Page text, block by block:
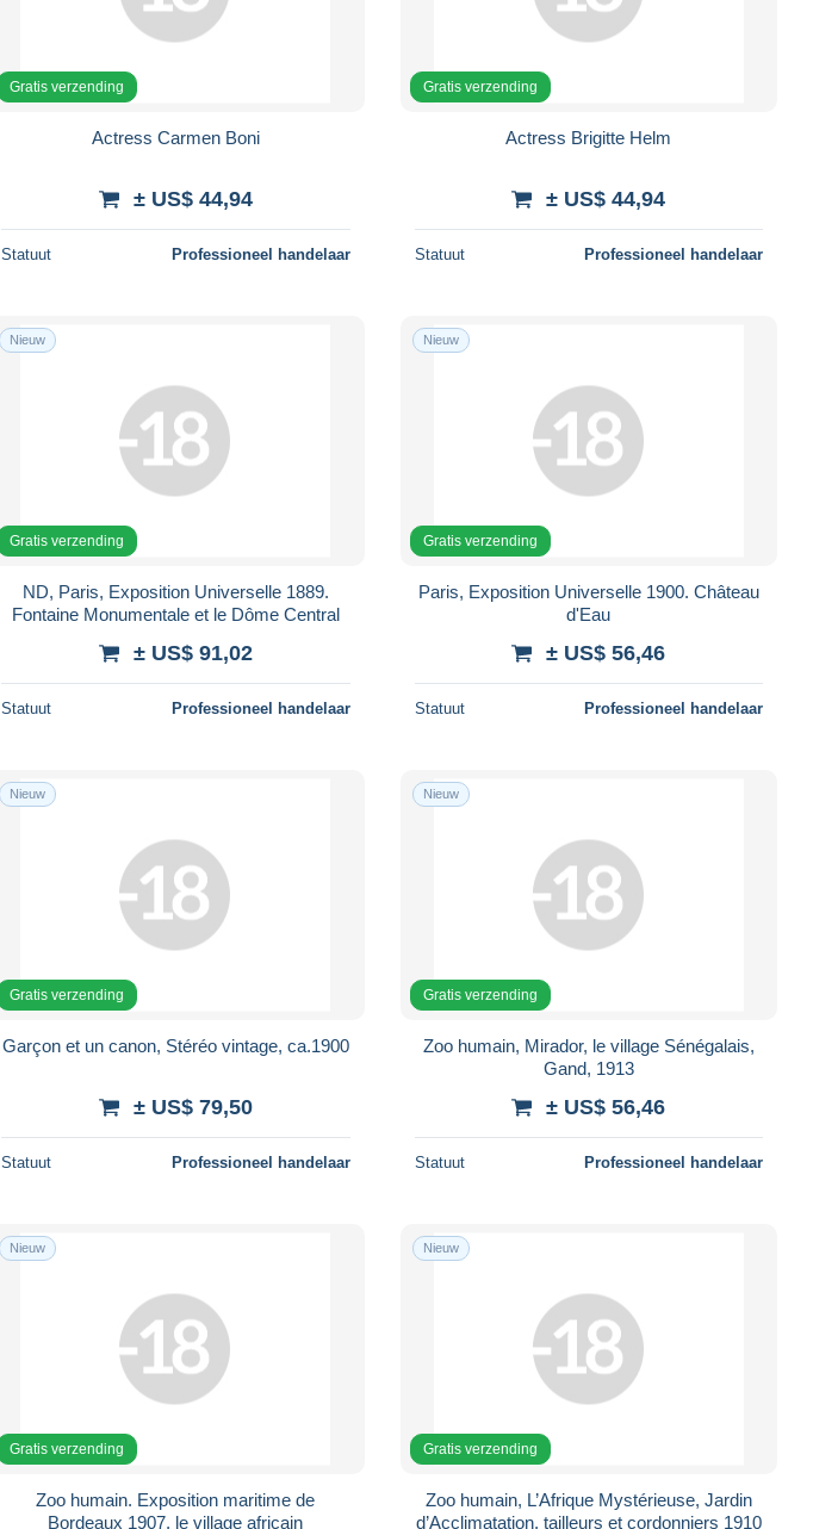
Gratis verzending
Actress Carmen Boni
± US$ 44,94
Statuut Professioneel handelaar
Gratis verzending
Actress Brigitte Helm
± US$ 44,94
Statuut Professioneel handelaar
Nieuw
Gratis verzending
ND, Paris, Exposition Universelle 1889.
Fontaine Monumentale et le Dôme Central
± US$ 91,02
Statuut Professioneel handelaar
Nieuw
Gratis verzending
Paris, Exposition Universelle 1900. Château
d'Eau
± US$ 56,46
Statuut Professioneel handelaar
Nieuw
Gratis verzending
Garçon et un canon, Stéréo vintage, ca.1900
± US$ 79,50
Statuut Professioneel handelaar
Nieuw
Gratis verzending
Zoo humain, Mirador, le village Sénégalais,
Gand, 1913
± US$ 56,46
Statuut Professioneel handelaar
Nieuw
Gratis verzending
Zoo humain. Exposition maritime de
Bordeaux 1907, le village africain
Nieuw
Gratis verzending
Zoo humain, L’Afrique Mystérieuse, Jardin
d’Acclimatation, tailleurs et cordonniers 1910